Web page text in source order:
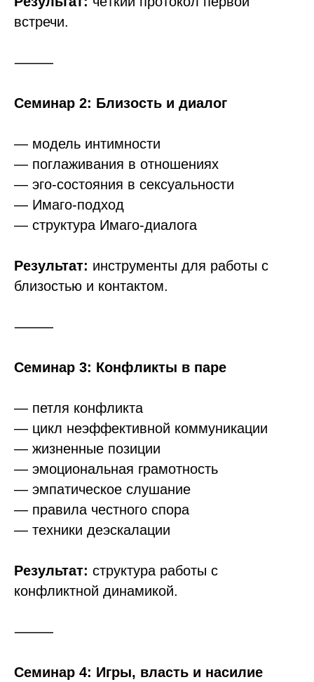
встречи.
⸻
Семинар 2: Близость и диалог
— модель интимности
— поглаживания в отношениях
— эго-состояния в сексуальности
— Имаго-подход
— структура Имаго-диалога
Результат: инструменты для работы с
близостью и контактом.
⸻
Семинар 3: Конфликты в паре
— петля конфликта
— цикл неэффективной коммуникации
— жизненные позиции
— эмоциональная грамотность
— эмпатическое слушание
— правила честного спора
— техники деэскалации
Результат: структура работы с
конфликтной динамикой.
⸻
Семинар 4: Игры, власть и насилие